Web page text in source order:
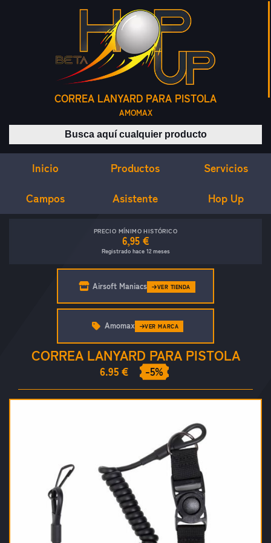
CORREA LANYARD PARA PISTOLA
AMOMAX
Buscar productos
Inicio Productos Servicios
Campos Asistente Hop Up
PRECIO MÍNIMO HISTÓRICO
6,95 €
Registrado hace 12 meses
Airsoft Maniacs VER TIENDA
CORREA LANYARD PARA PISTOLA
6.95 € -5%
Amomax VER MARCA